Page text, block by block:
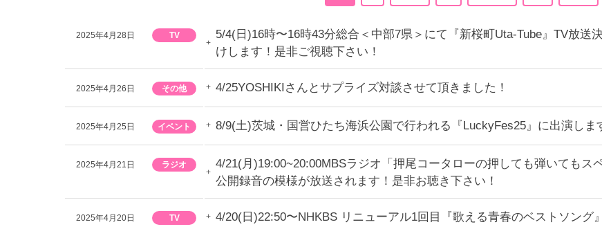
2025年4月28日 TV
5/4(日)16時〜16時43分総合＜中部7県＞にて『新桜町Uta-Tube』TV放送
けします！是非ご視聴下さい！
2025年4月26日 その他 4/25YOSHIKIさんとサプライズ対談させて頂きました！
2025年4月25日 イベント 8/9(土)茨城・国営ひたち海浜公園で行われる『LuckyFes25』に出演しま
2025年4月21日 ラジオ
4/21(月)19:00~20:00MBSラジオ「押尾コータローの押しても弾いてもス
公開録音の模様が放送されます！是非お聴き下さい！
2025年4月20日 TV 4/20(日)22:50〜NHKBS リニューアル1回目『歌える青春のベストソング